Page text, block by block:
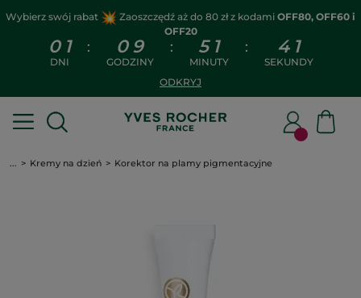
Wybierz swój rabat Zaoszczędź aż do 80 zł z kodami OFF80, OFF60 i
OFF20
0 1
DNI
: 0 9
GODZINY
: 5 1
MINUTY
: 4 0
SEKUNDY
ODKRYJ
... Kremy na dzień Korektor na plamy pigmentacyjne